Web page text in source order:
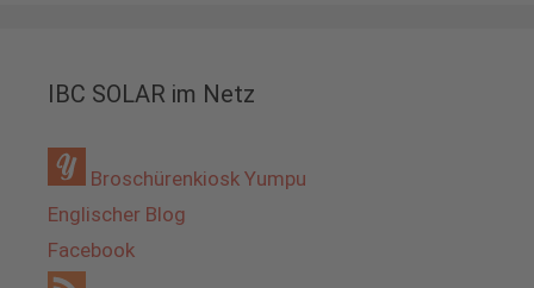
IBC SOLAR im Netz
Broschürenkiosk Yumpu
Englischer Blog
Facebook